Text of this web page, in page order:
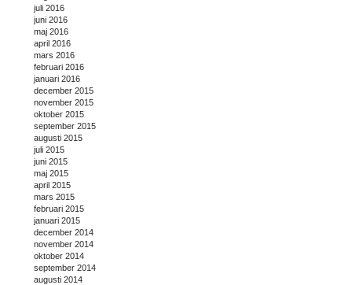
juli 2016
juni 2016
maj 2016
april 2016
mars 2016
februari 2016
januari 2016
december 2015
november 2015
oktober 2015
september 2015
augusti 2015
juli 2015
juni 2015
maj 2015
april 2015
mars 2015
februari 2015
januari 2015
december 2014
november 2014
oktober 2014
september 2014
augusti 2014